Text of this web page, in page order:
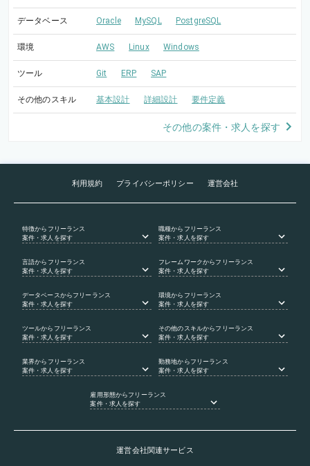
データベース Oracle MySQL PostgreSQL
環境 AWS Linux Windows
ツール Git ERP SAP
その他のスキル 基本設計 詳細設計 要件定義
その他の案件・求人を探す
利用規約 プライバシーポリシー 運営会社
特徴からフリーランス
案件・求人を探す
職種からフリーランス
案件・求人を探す
言語からフリーランス
案件・求人を探す
フレームワークからフリーランス
案件・求人を探す
データベース からフリーランス
案件・求人を探す
環境からフリーランス
案件・求人を探す
ツールからフリーランス
案件・求人を探す
その他のスキルからフリーランス
案件・求人を探す
業界からフリーランス
案件・求人を探す
勤務地からフリーランス
案件・求人を探す
雇用形態からフリーランス
案件・求人を探す
運営会社関連サービス